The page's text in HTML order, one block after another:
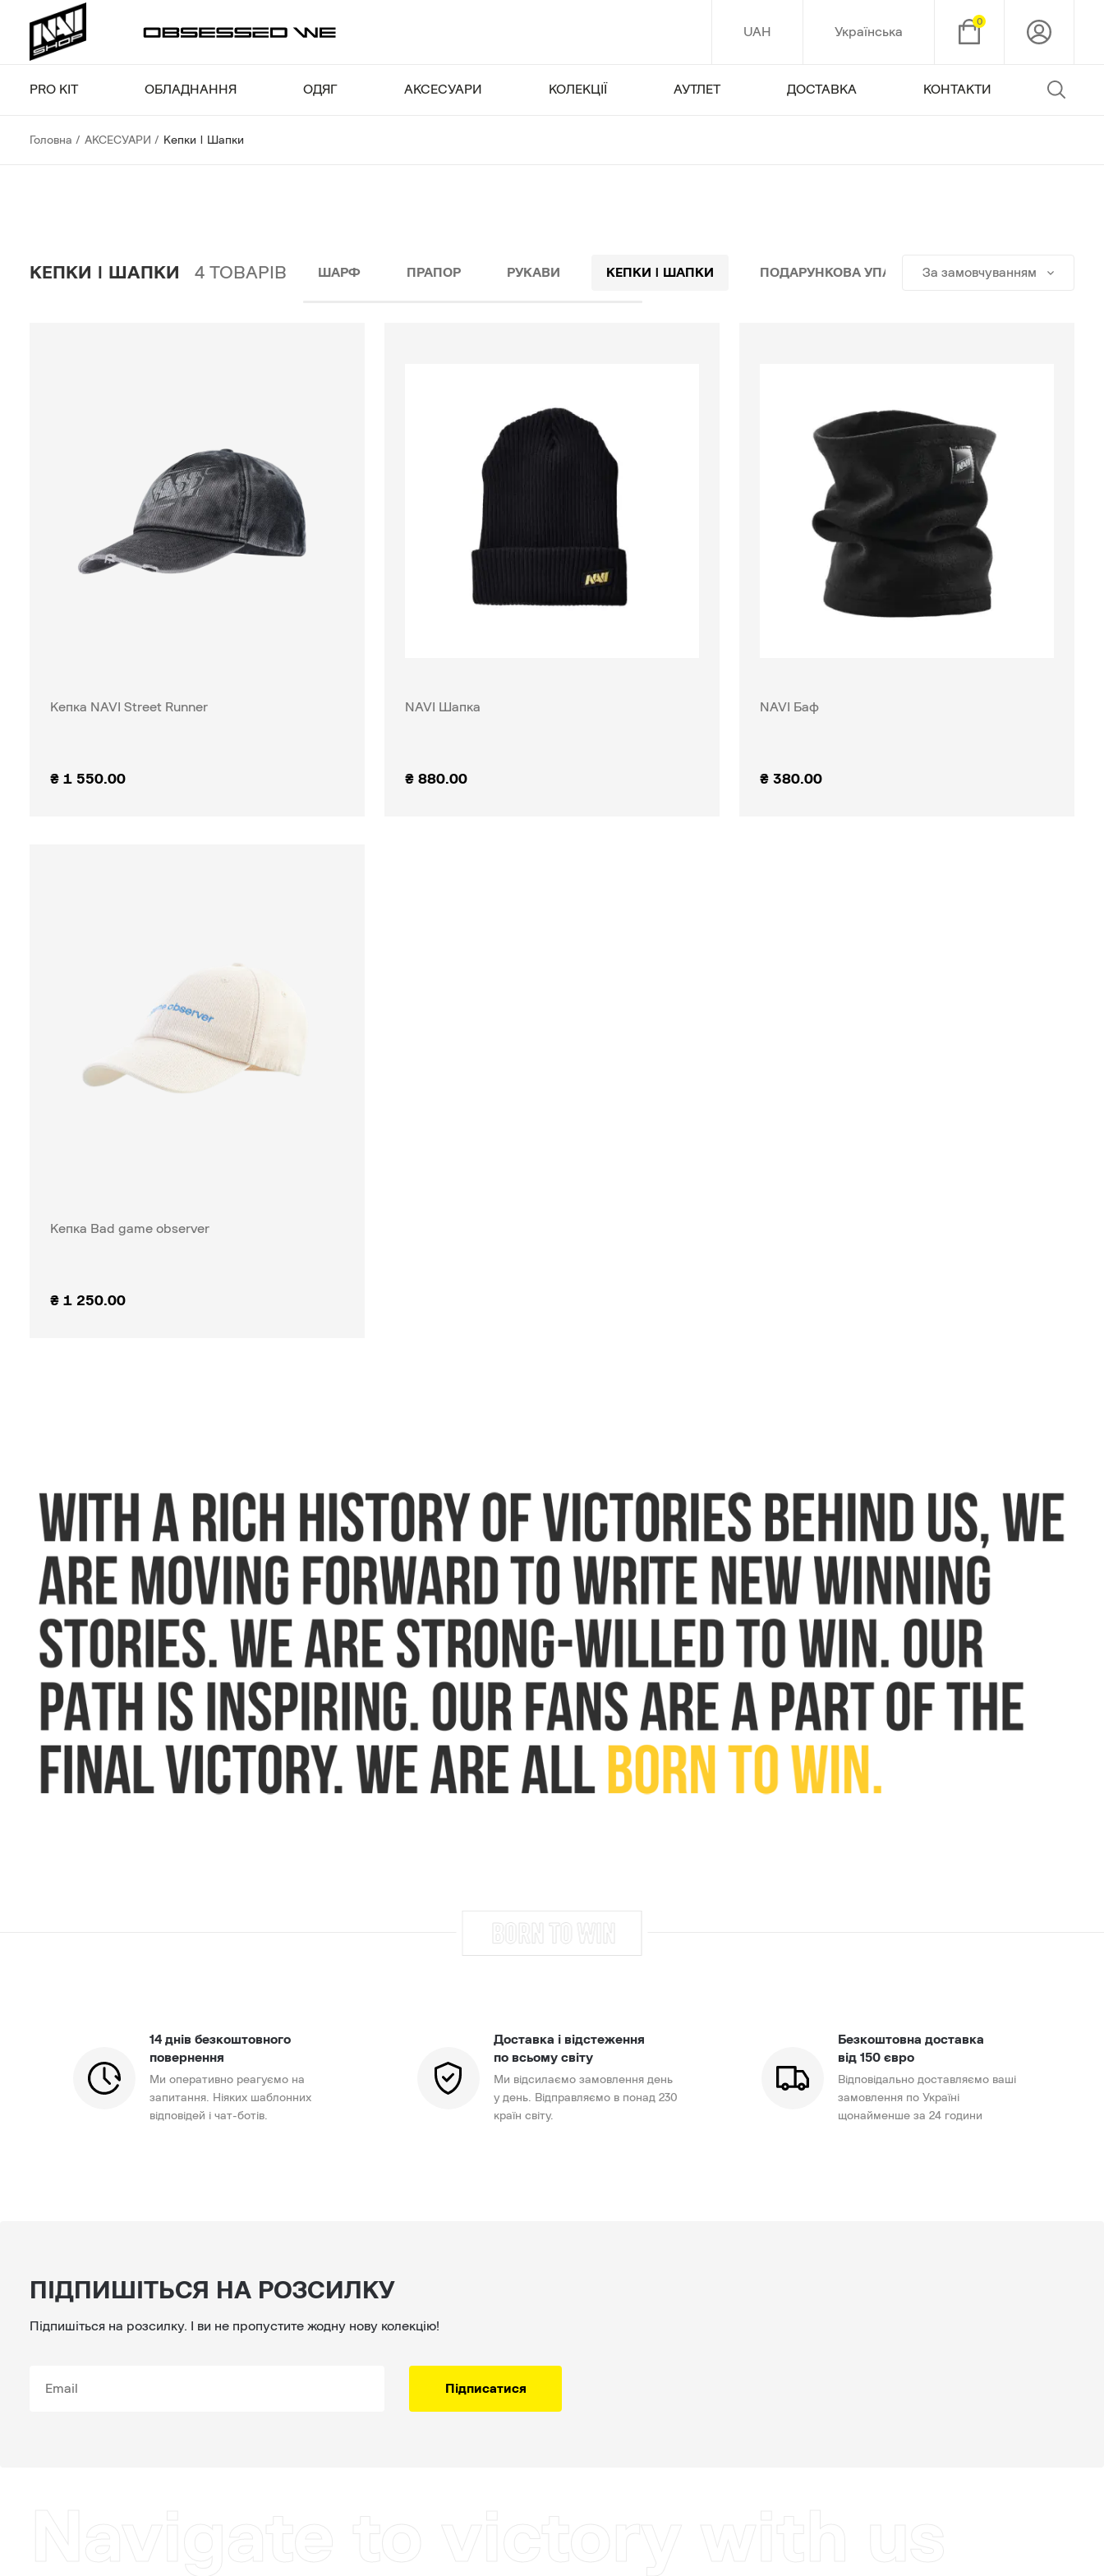
UAH Українська
0
PRO KIT ОБЛАДНАННЯ ОДЯГ АКСЕСУАРИ КОЛЕКЦІЇ АУТЛЕТ ДОСТАВКА КОНТАКТИ
Головна АКСЕСУАРИ Кепки | Шапки
КЕПКИ | ШАПКИ 4 ТОВАРІВ ШАРФ ПРАПОР РУКАВИ КЕПКИ | ШАПКИ ПОДАРУНКОВА УПАКОВКА ПОДАРУНКОВІ
За замовчуванням
Кепка NAVI Street Runner
₴ 1 550.00
NAVI Шапка
₴ 880.00
NAVI Баф
₴ 380.00
Кепка Bad game observer
₴ 1 250.00
14 днів безкоштовного
повернення
Ми оперативно реагуємо на
запитання. Ніяких шаблонних
відповідей і чат-ботів.
Доставка і відстеження
по всьому світу
Ми відсилаємо замовлення день
у день. Відправляємо в понад 230
країн світу.
Безкоштовна доставка
від 150 євро
Відповідально доставляємо ваші
замовлення по Україні
щонайменше за 24 години
ПІДПИШІТЬСЯ НА РОЗСИЛКУ
Підпишіться на розсилку. І ви не пропустите жодну нову колекцію!
Підписатися